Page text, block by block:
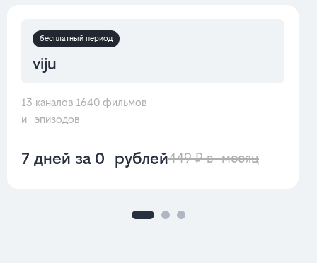
бесплатный период
viju
13 каналов 1640 фильмов
и эпизодов
7 дней за 0 рублей449 ₽ в месяц